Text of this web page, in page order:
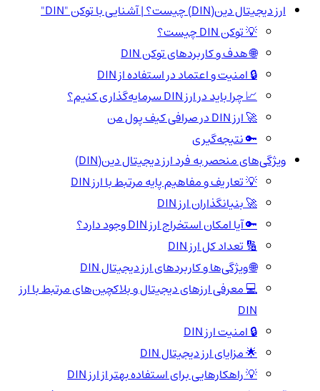
ارز دیجیتال دین(DIN) چیست؟ | آشنایی با توکن "DIN"
💡 توکن DIN چیست؟
🌐 هدف و کاربردهای توکن DIN
🔒 امنیت و اعتماد در استفاده از DIN
📈 چرا باید در ارز DIN سرمایه‌گذاری کنیم؟
🚀 ارز DIN در صرافی کیف پول من
🔑 نتیجه‌گیری
ویژگی‌های منحصر به فرد ارز دیجیتال دین(DIN)
💡 تعاریف و مفاهیم پایه مرتبط با ارز DIN
🚀 بنیانگذاران ارز DIN
🔑 آیا امکان استخراج ارز DIN وجود دارد؟
🔢 تعداد کل ارز DIN
🌐 ویژگی‌ها و کاربردهای ارز دیجیتال DIN
💻 معرفی ارزهای دیجیتال و بلاکچین‌های مرتبط با ارز
DIN
🔒 امنیت ارز DIN
🌟 مزایای ارز دیجیتال DIN
💡 راهکارهایی برای استفاده بهتر از ارز DIN